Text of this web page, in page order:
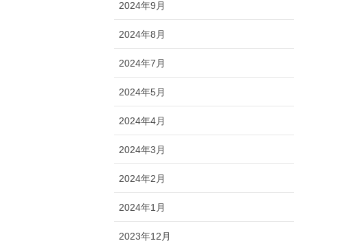
2024年9月
2024年8月
2024年7月
2024年5月
2024年4月
2024年3月
2024年2月
2024年1月
2023年12月